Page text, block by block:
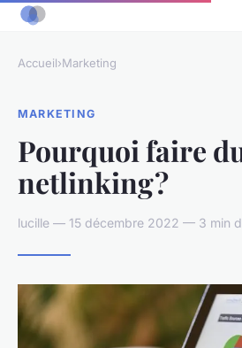
Accueil›Marketing
MARKETING
Pourquoi faire
netlinking ?
lucille — 15 décembre 2022 — 3 min